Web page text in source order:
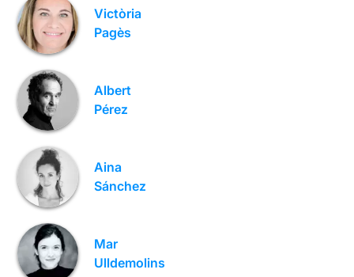
Victòria
Pagès
Albert
Pérez
Aina
Sánchez
Mar
Ulldemolins